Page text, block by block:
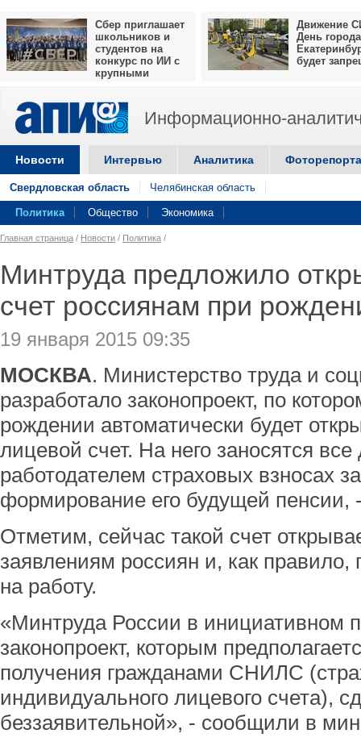
Сбер приглашает
школьников и
студентов на
конкурс по ИИ с
крупными
Движение
День города
будет
Информационно-
Новости Интервью Аналитика
Свердловская область Челябинская область
Политика Общество Экономика
Главная страница / Новости / Политика /
Минтруда предложило
счет россиянам при
19 января 2015 09:35
МОСКВА. Министерство труда и
разработало законопроект, по
рождении автоматически будет
лицевой счет. На него заносятся
работодателем страховых взносах
формирование его будущей пенсии,
Отметим, сейчас такой счет
заявлениям россиян и, как правило,
на работу.
«Минтруда России в инициативном
законопроект, которым
получения гражданами СНИЛС
индивидуального лицевого счета),
беззаявительной», - сообщили в